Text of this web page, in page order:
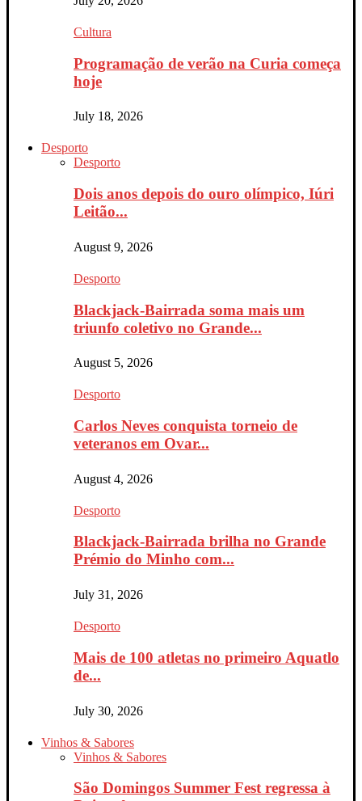
Cultura
Programação de verão na Curia começa
hoje
July 18, 2026
Desporto
Desporto
Dois anos depois do ouro olímpico, Iúri
Leitão...
August 9, 2026
Desporto
Blackjack-Bairrada soma mais um
triunfo coletivo no Grande...
August 5, 2026
Desporto
Carlos Neves conquista torneio de
veteranos em Ovar...
August 4, 2026
Desporto
Blackjack-Bairrada brilha no Grande
Prémio do Minho com...
July 31, 2026
Desporto
Mais de 100 atletas no primeiro Aquatlo
de...
July 30, 2026
Vinhos & Sabores
Vinhos & Sabores
São Domingos Summer Fest regressa à